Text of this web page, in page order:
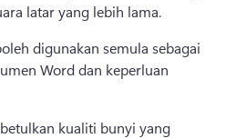
latar yang lebih lama.
digunakan semula sebagai
Word dan keperluan
kualiti bunyi yang